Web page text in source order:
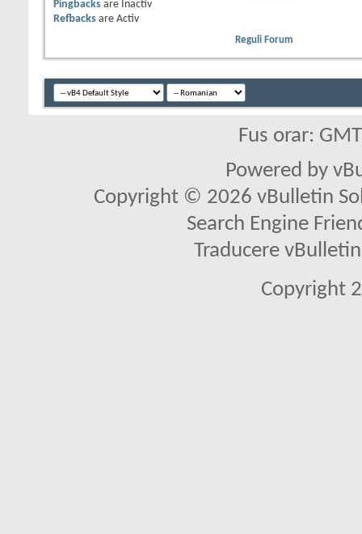
Pingbacks are
Inactiv
Refbacks are Activ
Reguli Forum
Fus orar:
Powered by
Copyright © 2026 vBulletin
Search Engine
Traducere
Copyright